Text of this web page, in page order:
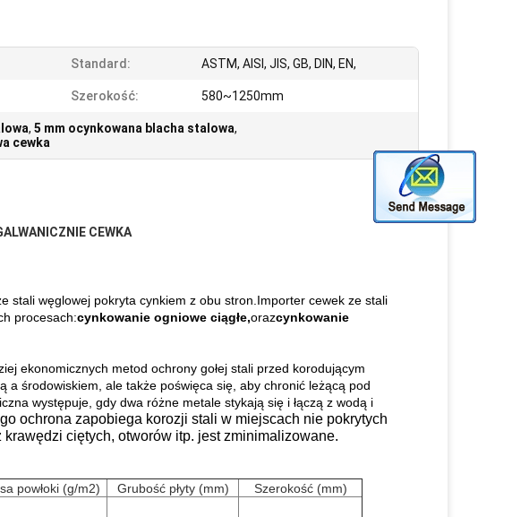
Standard: ASTM, AISI, JIS, GB, DIN, EN,
Szerokość: 580~1250mm
, 5 mm ocynkowana blacha stalowa,
cewka
CEWKA
stali węglowej pokryta cynkiem z obu stron.Importer cewek ze stali
procesach:cynkowanie ogniowe ciągłe,orazcynkowanie
ekonomicznych metod ochrony gołej stali przed korodującym
a środowiskiem, ale także poświęca się, aby chronić leżącą pod
występuje, gdy dwa różne metale stykają się i łączą z wodą i
ochrona zapobiega korozji stali w miejscach nie pokrytych
ciętych, otworów itp. jest zminimalizowane.
powłoki (g/m2) Grubość płyty (mm) Szerokość (mm)